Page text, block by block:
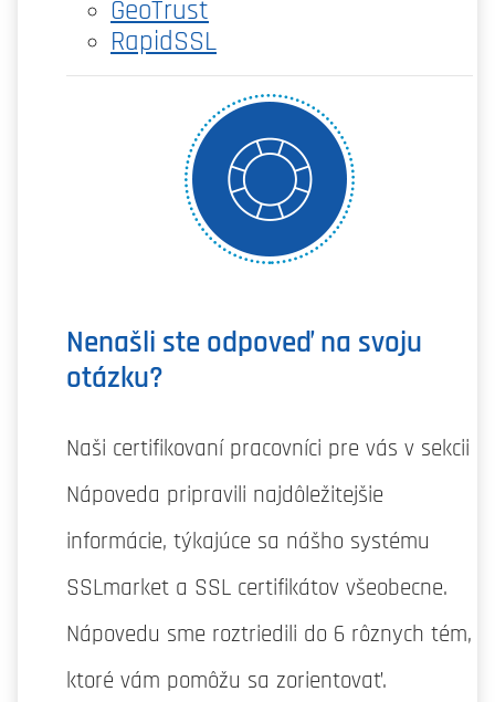
GeoTrust
RapidSSL
Nenašli ste odpoveď na svoju
otázku?
Naši certifikovaní pracovníci pre vás v sekcii
Nápoveda pripravili najdôležitejšie
informácie, týkajúce sa nášho systému
SSLmarket a SSL certifikátov všeobecne.
Nápovedu sme roztriedili do 6 rôznych tém,
ktoré vám pomôžu sa zorientovať.